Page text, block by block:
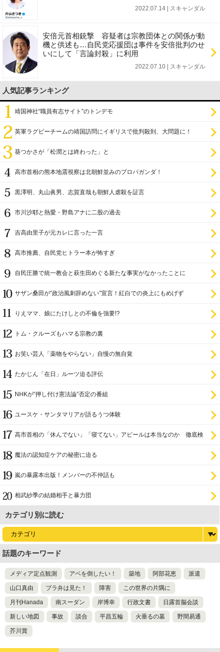
2022.07.14 | スキャンダル
安倍元首相銃撃 容疑者は宗教団体との関係が動
機と供述も…自民党応援団は事件を安倍批判のせ
いにして「言論封殺」に利用
2022.07.10 | スキャンダル
人気記事ランキング
靖国神社“職員有志サイト”のトンデモ
英軍ラグビーチームの靖国訪問にイギリスで批判殺到、大問題に！
葵つかさが「松潤とは終わった」と
高市首相の熊本地震視察は北朝鮮並みのプロパガンダ！
黒澤明、丸山眞男、志賀直哉も朝鮮人虐殺を証言
市川沙耶と熱愛・野島アナに二股の過去
吉高由里子が元カレに言った一言
高市推薦、自民党ヒトラー本が怖すぎ
自民圧勝で統一教会と萩生田めぐる新たな事実がなかったことに
サザン桑田が“政治風刺辞めない”宣言！紅白での炎上にもめげず
りえママ、娘にたけしとの不倫を強要!?
トム・クルーズもハマる宗教の裏
お笑い芸人「薬物をやらない」自慢の無自覚
たかじん「在日」ルーツ迫る評伝
NHKが“押し付け憲法論”否定の番組
ユースケ・サンタマリアが語るうつ体験
高市首相の「休んでない」「寝てない」アピールは本当なのか 徹底検
魔法の認知症ケアの秘密に迫る
嵐の暴露本出版！メンバーの不仲話も
相武紗季の結婚相手と暴力団
カテゴリ別に読む
話題のキーワード
メディア定点観測 アベを倒したい！ 築地 阿部花恵 派遣
山口真由 ブラ弁は見た！ 障害 この世界の片隅に
月刊Hanada 南スーダン 岸博幸 行政文書 日露首脳会談
新しい地図 事故 談合 平昌五輪 火垂るの墓 野間易通
芥川賞